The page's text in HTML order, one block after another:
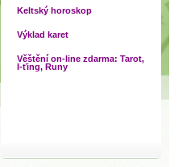
Keltský horoskop
Výklad karet
Věštění on-line zdarma: Tarot,
I-ťing, Runy